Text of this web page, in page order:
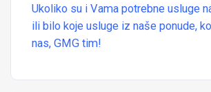
Ukoliko su i Vama potrebne usluge
ili bilo koje usluge iz naše ponude,
nas, GMG tim!